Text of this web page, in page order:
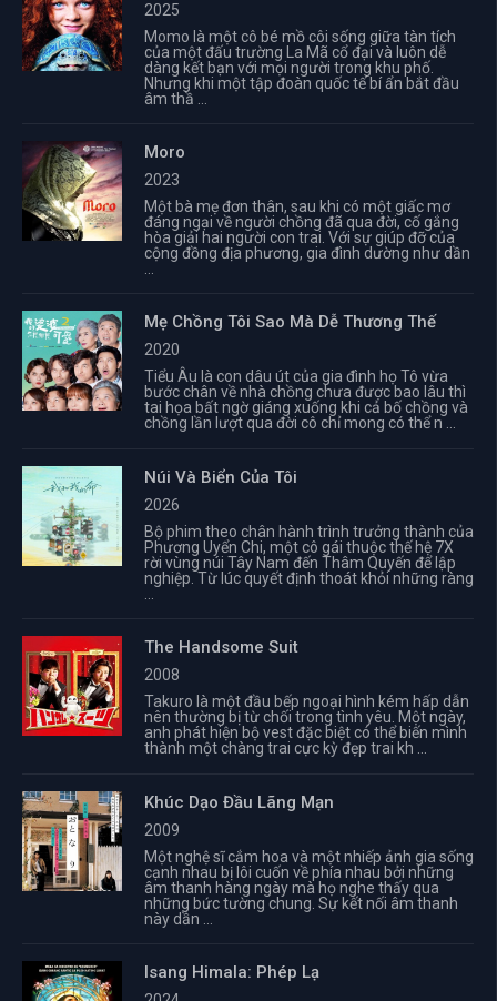
2025
Momo là một cô bé mồ côi sống giữa tàn tích
của một đấu trường La Mã cổ đại và luôn dễ
dàng kết bạn với mọi người trong khu phố.
Nhưng khi một tập đoàn quốc tế bí ẩn bắt đầu
âm thầ ...
Moro
2023
Một bà mẹ đơn thân, sau khi có một giấc mơ
đáng ngại về người chồng đã qua đời, cố gắng
hòa giải hai người con trai. Với sự giúp đỡ của
cộng đồng địa phương, gia đình dường như dần
Mẹ Chồng Tôi Sao Mà Dễ Thương Thế
2020
Tiểu Âu là con dâu út của gia đình họ Tô vừa
bước chân về nhà chồng chưa được bao lâu thì
tai họa bất ngờ giáng xuống khi cả bố chồng và
chồng lần lượt qua đời cô chỉ mong có thể n ...
Núi Và Biển Của Tôi
2026
Bộ phim theo chân hành trình trưởng thành của
Phương Uyển Chi, một cô gái thuộc thế hệ 7X
rời vùng núi Tây Nam đến Thâm Quyến để lập
nghiệp. Từ lúc quyết định thoát khỏi những ràng
The Handsome Suit
2008
Takuro là một đầu bếp ngoại hình kém hấp dẫn
nên thường bị từ chối trong tình yêu. Một ngày,
anh phát hiện bộ vest đặc biệt có thể biến mình
thành một chàng trai cực kỳ đẹp trai kh ...
Khúc Dạo Đầu Lãng Mạn
2009
Một nghệ sĩ cắm hoa và một nhiếp ảnh gia sống
cạnh nhau bị lôi cuốn về phía nhau bởi những
âm thanh hàng ngày mà họ nghe thấy qua
những bức tường chung. Sự kết nối âm thanh
này dần ...
Isang Himala: Phép Lạ